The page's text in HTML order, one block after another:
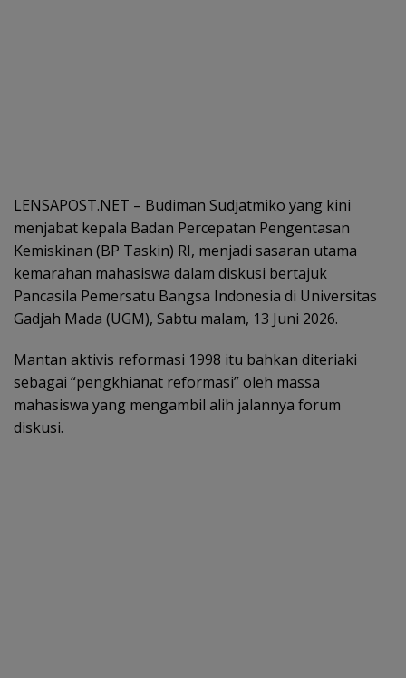
LENSAPOST.NET – Budiman Sudjatmiko yang kini
menjabat kepala Badan Percepatan Pengentasan
Kemiskinan (BP Taskin) RI, menjadi sasaran utama
kemarahan mahasiswa dalam diskusi bertajuk
Pancasila Pemersatu Bangsa Indonesia di Universitas
Gadjah Mada (UGM), Sabtu malam, 13 Juni 2026.
Mantan aktivis reformasi 1998 itu bahkan diteriaki
sebagai “pengkhianat reformasi” oleh massa
mahasiswa yang mengambil alih jalannya forum
diskusi.